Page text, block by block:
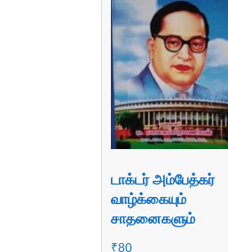
டாக்டர் அம்பேத்கர்
வாழ்க்கையும்
சாதனைகளும்
₹80